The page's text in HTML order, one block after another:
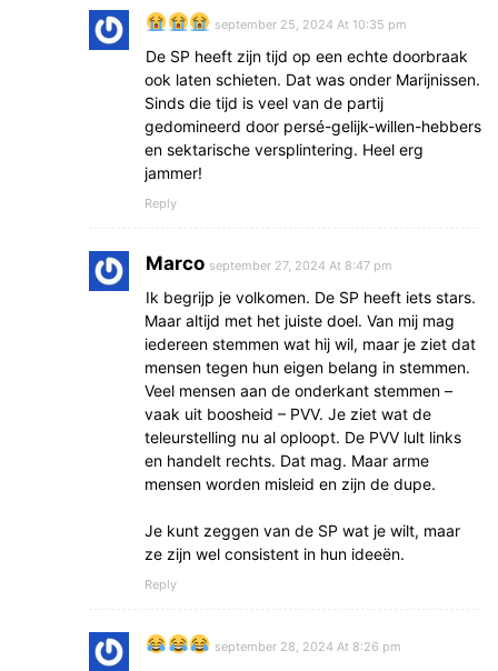
september 25, 2024 At 10:35 pm
De SP heeft zijn tijd op een echte doorbraak
ook laten schieten. Dat was onder Marijnissen.
Sinds die tijd is veel van de partij
gedomineerd door persé-gelijk-willen-hebbers
en sektarische versplintering. Heel erg
jammer!
Reply
Marco september 27, 2024 At 8:47 pm
Ik begrijp je volkomen. De SP heeft iets stars.
Maar altijd met het juiste doel. Van mij mag
iedereen stemmen wat hij wil, maar je ziet dat
mensen tegen hun eigen belang in stemmen.
Veel mensen aan de onderkant stemmen –
vaak uit boosheid – PVV. Je ziet wat de
teleurstelling nu al oploopt. De PVV lult links
en handelt rechts. Dat mag. Maar arme
mensen worden misleid en zijn de dupe.
Je kunt zeggen van de SP wat je wilt, maar
ze zijn wel consistent in hun ideeën.
Reply
september 28, 2024 At 8:26 pm